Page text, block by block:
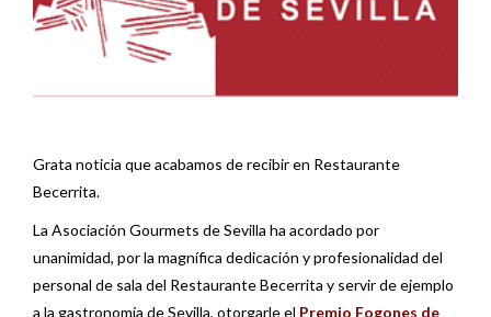
Grata noticia que acabamos de recibir en Restaurante
Becerrita.
La Asociación Gourmets de Sevilla ha acordado por
unanimidad, por la magnífica dedicación y profesionalidad del
personal de sala del Restaurante Becerrita y servir de ejemplo
a la gastronomía de Sevilla, otorgarle el Premio Fogones de